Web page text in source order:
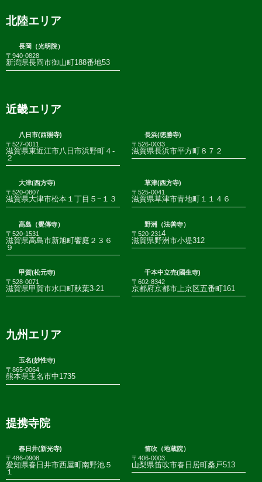
北陸エリア
長岡（光明院）
〒940-0828
新潟県長岡市御山町188番地53
近畿エリア
八日市(西照寺)
〒527-0011
滋賀県東近江市八日市浜野町４-
２
長浜(徳勝寺)
〒526-0033
滋賀県長浜市平方町８７２
大津(西方寺)
〒520-0807
滋賀県大津市松本１丁目５−１３
草津(西方寺)
〒525-0041
滋賀県草津市青地町１１４６
高島（覺傳寺）
〒520-1531
滋賀県高島市新旭町饗庭２３６
９
野洲（法善寺）
〒520-2314
滋賀県野洲市小堤312
甲賀(松元寺)
〒528-0071
滋賀県甲賀市水口町秋葉3-21
千本中立売(國生寺)
〒602-8342
京都府京都市上京区五番町161
九州エリア
玉名(妙性寺)
〒865-0064
熊本県玉名市中1735
提携寺院
春日井(新光寺)
〒486-0908
愛知県春日井市西屋町南野池５
１
笛吹（地蔵院）
〒406-0003
山梨県笛吹市春日居町桑戸513